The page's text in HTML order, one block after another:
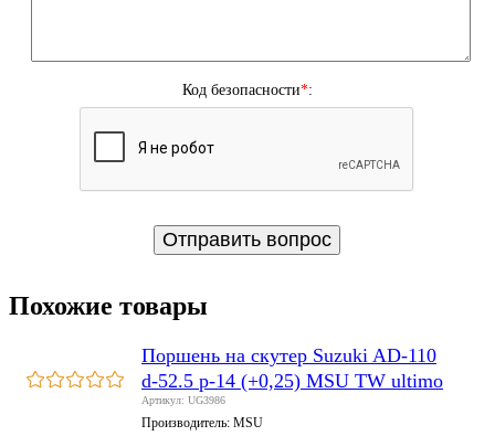
Код безопасности*:
Похожие товары
Поршень на скутер Suzuki AD-110
d-52.5 p-14 (+0,25) MSU TW ultimo
Артикул: UG3986
Производитель: MSU